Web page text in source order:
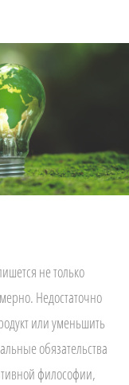
не только
Недостаточно
или уменьшить
обязательства
философии,